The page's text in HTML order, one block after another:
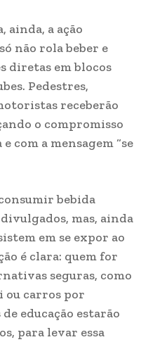
ainda, a ação
não rola beber e
diretas em blocos
Pedestres,
receberão
o compromisso
com a mensagem “se
bebida
mas, ainda
em se expor ao
é clara: quem for
seguras, como
carros por
educação estarão
para levar essa